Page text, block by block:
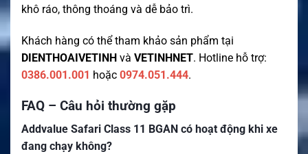
khô ráo, thông thoáng và dễ bảo trì.
Khách hàng có thể tham khảo sản phẩm tại
DIENTHOAIVETINH và VETINHNET. Hotline hỗ trợ:
0386.001.001 hoặc 0974.051.444.
FAQ – Câu hỏi thường gặp
Addvalue Safari Class 11 BGAN có hoạt động khi xe
đang chạy không?